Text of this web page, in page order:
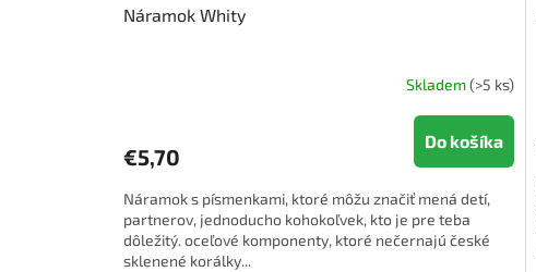
Náramok Whity
Skladem(>5 ks)
€5,70
Do košíka
Náramok s písmenkami, ktoré môžu značiť mená detí,
partnerov, jednoducho kohokoľvek, kto je pre teba
dôležitý. oceľové komponenty, ktoré nečernajú české
sklenené korálky...